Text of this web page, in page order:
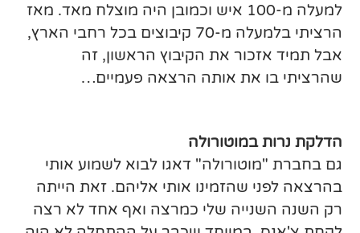
למעלה מ-100 איש וכמובן היה מוצלח מאד. מאז
הרציתי בלמעלה מ-70 קיבוצים בכל רחבי הארץ,
אבל תמיד אזכור את הקיבוץ הראשון, זה
שהרציתי בו את אותה הרצאה פעמיים…
הדלקת נרות במוטורולה
גם בחברת "מוטורולה" דאגו לבוא לשמוע אותי
בהרצאה לפני שהזמינו אותי אליהם. זאת הייתה
רק השנה השנייה שלי כמרצה ואף אחד לא רצה